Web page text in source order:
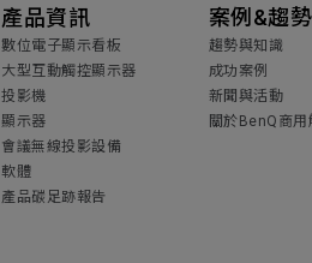
產品資訊
數位電子顯示看板
大型互動觸控顯示器
投影機
顯示器
會議無線投影設備
軟體
產品碳足跡報告
案例&趨勢
趨勢與知識
成功案例
新聞與活動
關於BenQ商用